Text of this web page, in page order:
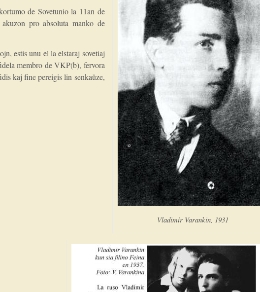
Vladimir Varankin, 1931
de Sovetunio la 11an de
pro absoluta manko de
estis unu el la elstaraj sovetiaj
membro de VKP(b), fervora
kaj fine pereigis lin senkaŭze,